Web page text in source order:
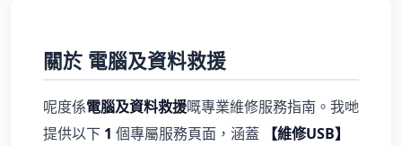
關於 電腦及資料救援
呢度係電腦及資料救援嘅專業維修服務指南。我哋
提供以下 1 個專屬服務頁面，涵蓋
【維修USB】